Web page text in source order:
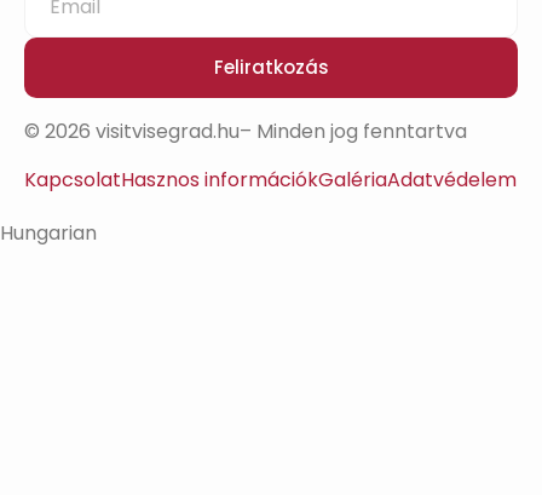
Feliratkozás
© 2026 visitvisegrad.hu– Minden jog fenntartva
KapcsolatHasznos információkGalériaAdatvédelem
Hungarian